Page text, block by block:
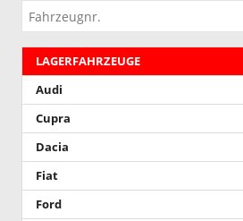
Fahrzeugnr.
LAGERFAHRZEUGE
Audi
Cupra
Dacia
Fiat
Ford